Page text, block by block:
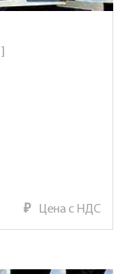
₽ Цена с НДС